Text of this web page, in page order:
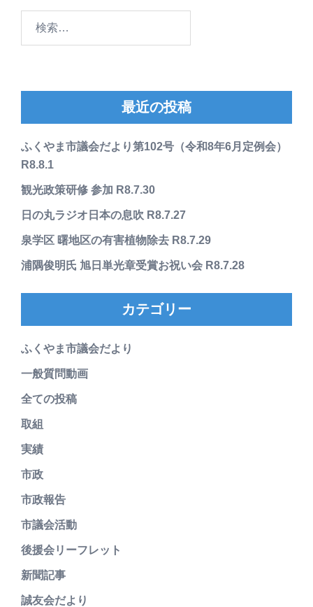
最近の投稿
ふくやま市議会だより第102号（令和8年6月定例会）
R8.8.1
観光政策研修 参加 R8.7.30
日の丸ラジオ日本の息吹 R8.7.27
泉学区 曙地区の有害植物除去 R8.7.29
浦隅俊明氏 旭日単光章受賞お祝い会 R8.7.28
カテゴリー
ふくやま市議会だより
一般質問動画
全ての投稿
取組
実績
市政
市政報告
市議会活動
後援会リーフレット
新聞記事
誠友会だより